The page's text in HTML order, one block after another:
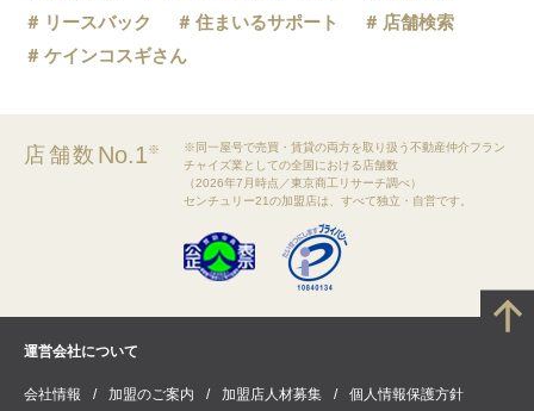
リースバック
住まいるサポート
店舗検索
ケインコスギさん
店舗数 No.1※
※同一屋号で売買・賃貸の両方を取り扱う不動産仲介フラン
チャイズ業としての全国における店舗数
（2026年7月時点／東京商工リサーチ調べ）
センチュリー21の加盟店は、すべて独立・自営です。
運営会社について
会社情報 加盟のご案内 加盟店人材募集 個人情報保護方針